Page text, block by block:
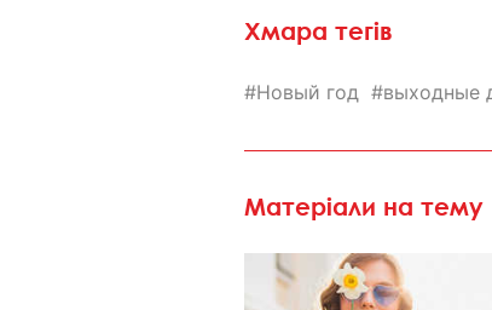
Хмара тегів
Новый год выходные
Матеріали на тему